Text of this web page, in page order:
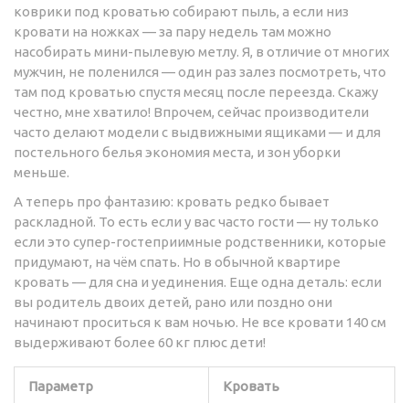
коврики под кроватью собирают пыль, а если низ
кровати на ножках — за пару недель там можно
насобирать мини-пылевую метлу. Я, в отличие от многих
мужчин, не поленился — один раз залез посмотреть, что
там под кроватью спустя месяц после переезда. Скажу
честно, мне хватило! Впрочем, сейчас производители
часто делают модели с выдвижными ящиками — и для
постельного белья экономия места, и зон уборки
меньше.
А теперь про фантазию: кровать редко бывает
раскладной. То есть если у вас часто гости — ну только
если это супер-гостеприимные родственники, которые
придумают, на чём спать. Но в обычной квартире
кровать — для сна и уединения. Еще одна деталь: если
вы родитель двоих детей, рано или поздно они
начинают проситься к вам ночью. Не все кровати 140 см
выдерживают более 60 кг плюс дети!
Параметр Кровать